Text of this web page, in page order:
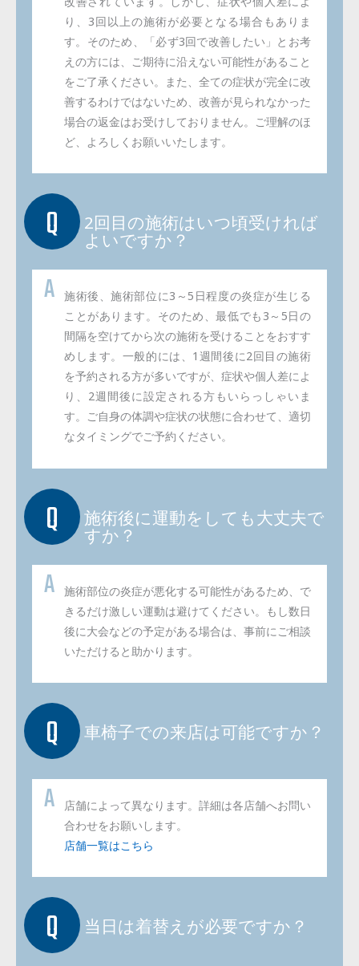
り、3回以上の施術が必要となる場合もありま
す。そのため、「必ず3回で改善したい」とお考
えの方には、ご期待に沿えない可能性があること
をご了承ください。また、全ての症状が完全に改
善するわけではないため、改善が見られなかった
場合の返金はお受けしておりません。ご理解のほ
ど、よろしくお願いいたします。
2回目の施術はいつ頃受ければ
よいですか？
施術後、施術部位に3～5日程度の炎症が生じる
ことがあります。そのため、最低でも3～5日の
間隔を空けてから次の施術を受けることをおすす
めします。一般的には、1週間後に2回目の施術
を予約される方が多いですが、症状や個人差によ
り、2週間後に設定される方もいらっしゃいま
す。ご自身の体調や症状の状態に合わせて、適切
なタイミングでご予約ください。
施術後に運動をしても大丈夫で
すか？
施術部位の炎症が悪化する可能性があるため、で
きるだけ激しい運動は避けてください。もし数日
後に大会などの予定がある場合は、事前にご相談
いただけると助かります。
車椅子での来店は可能ですか？
店舗によって異なります。詳細は各店舗へお問い
合わせをお願いします。
店舗一覧はこちら
当日は着替えが必要ですか？